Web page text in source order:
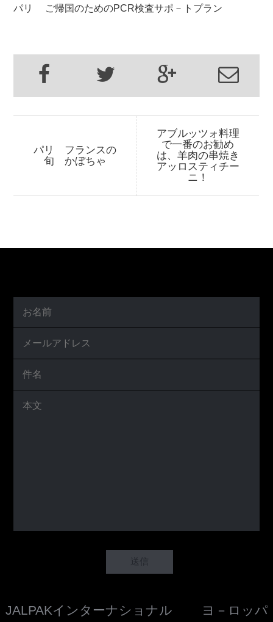
パリ ご帰国のためのPCR検査サポ－トプラン
パリ フランスの
旬 かぼちゃ
アブルッツォ料理
で一番のお勧め
は、羊肉の串焼き
アッロスティチー
ニ！
JALPAKインターナショナル ヨ－ロッパ